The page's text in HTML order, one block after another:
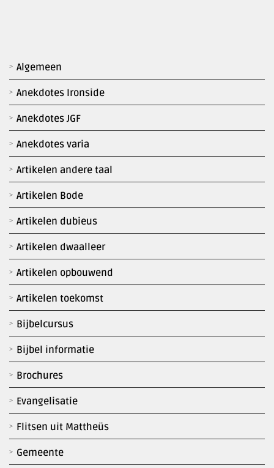
Algemeen
Anekdotes Ironside
Anekdotes JGF
Anekdotes varia
Artikelen andere taal
Artikelen Bode
Artikelen dubieus
Artikelen dwaalleer
Artikelen opbouwend
Artikelen toekomst
Bijbelcursus
Bijbel informatie
Brochures
Evangelisatie
Flitsen uit Mattheüs
Gemeente